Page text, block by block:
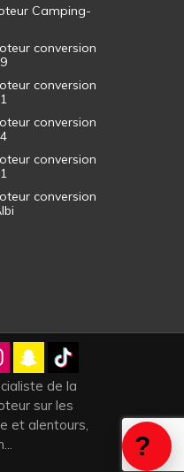
Camping-
conversion
conversion
conversion
conversion
conversion
de la
sur les
et alentours,